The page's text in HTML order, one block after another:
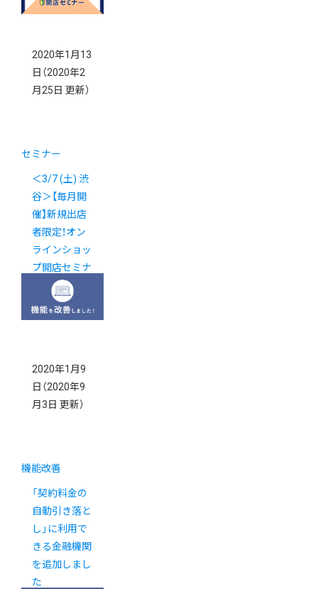
信 号外】
2020年1月13
日 （2020年2
月25日 更新）
セミナー
＜3/7 (土) 渋
谷＞【毎月開
催】新規出店
者限定！オン
ラインショッ
プ開店セミナ
ー (東京・大
2020年1月9
日 （2020年9
月3日 更新）
機能改善
「契約料金の
自動引き落と
し」に利用で
きる金融機関
を追加しまし
た